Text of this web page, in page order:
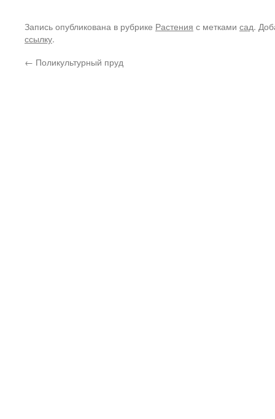
Запись опубликована в рубрике Растения с метками сад.
ссылку.
← Поликультурный пруд